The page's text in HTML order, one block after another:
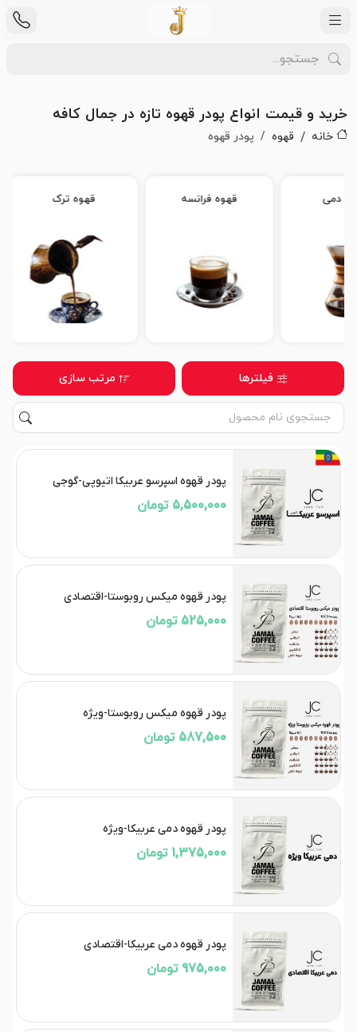
خرید و قیمت انواع پودر قهوه تازه در جمال کافه
خانه قهوه پودر قهوه
دمی قهوه فرانسه قهوه ترک
فیلترها مرتب سازی
پودر قهوه اسپرسو عربیکا اتیوپی-گوجی
5,500,000 تومان
پودر قهوه میکس روبوستا-اقتصادی
525,000 تومان
پودر قهوه میکس روبوستا-ویژه
587,500 تومان
پودر قهوه دمی عربیکا-ویژه
1,375,000 تومان
پودر قهوه دمی عربیکا-اقتصادی
975,000 تومان